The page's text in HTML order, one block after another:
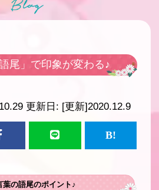
尾」で印象が変わる♪
更新日: [更新]2020.12.9
葉の語尾のポイント♪